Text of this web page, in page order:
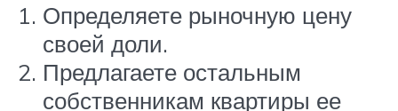
Определяете рыночную цену
своей доли.
Предлагаете остальным
собственникам квартиры ее